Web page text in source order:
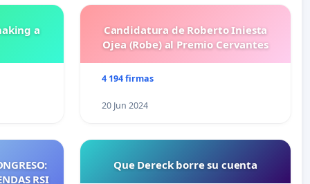
a
Candidatura de Roberto Iniesta
Ojea (Robe) al Premio Cervantes
4 194 firmas
20 Jun 2024
RSI
Que Dereck borre su cuenta